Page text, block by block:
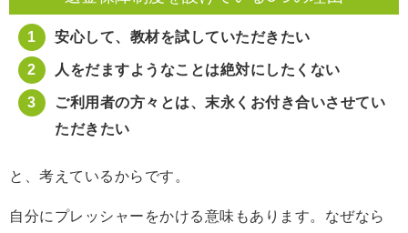
安心して、教材を試していただきたい
人をだますようなことは絶対にしたくない
ご利用者の方々とは、末永くお付き合いさせてい
ただきたい
と、考えているからです。
自分にプレッシャーをかける意味もあります。なぜなら